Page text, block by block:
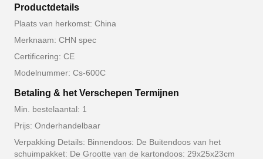
Productdetails
Plaats van herkomst: China
Merknaam: CHN spec
Certificering: CE
Modelnummer: Cs-600C
Betaling & het Verschepen Termijnen
Min. bestelaantal: 1
Prijs: Onderhandelbaar
Verpakking Details: Binnendoos: De Buitendoos van het
schuimpakket: De Grootte van de kartondoos: 29x25x23cm